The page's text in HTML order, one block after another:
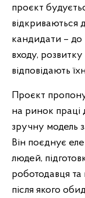
проєкт
відкриваються
кандидати – до
входу, розвитку
відповідають
Проєкт
на ринок праці
зручну модель
Він поєднує
людей,
роботодавця
після якого